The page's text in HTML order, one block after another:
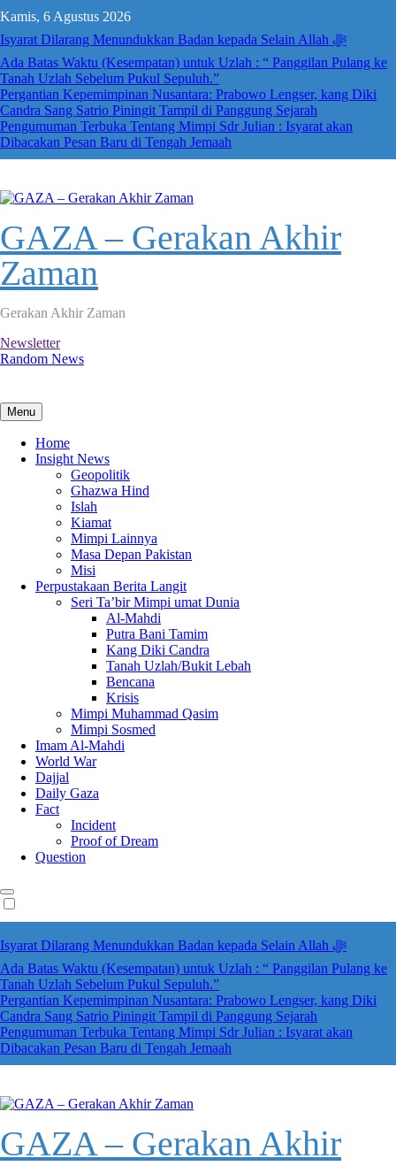
to
content
Kamis, 6 Agustus 2026
Isyarat Dilarang Menundukkan Badan kepada Selain Allah ﷻ
Ada Batas Waktu (Kesempatan) untuk Uzlah : “ Panggilan Pulang ke
Tanah Uzlah Sebelum Pukul Sepuluh.”
Pergantian Kepemimpinan Nusantara: Prabowo Lengser, kang Diki
Candra Sang Satrio Piningit Tampil di Panggung Sejarah
Pengumuman Terbuka Tentang Mimpi Sdr Julian : Isyarat akan
Dibacakan Pesan Baru di Tengah Jemaah
GAZA – Gerakan Akhir
Zaman
Gerakan Akhir Zaman
Newsletter
Random News
Menu
Home
Insight News
Geopolitik
Ghazwa Hind
Islah
Kiamat
Mimpi Lainnya
Masa Depan Pakistan
Misi
Perpustakaan Berita Langit
Seri Ta’bir Mimpi umat Dunia
Al-Mahdi
Putra Bani Tamim
Kang Diki Candra
Tanah Uzlah/Bukit Lebah
Bencana
Krisis
Mimpi Muhammad Qasim
Mimpi Sosmed
Imam Al-Mahdi
World War
Dajjal
Daily Gaza
Fact
Incident
Proof of Dream
Question
Isyarat Dilarang Menundukkan Badan kepada Selain Allah ﷻ
Ada Batas Waktu (Kesempatan) untuk Uzlah : “ Panggilan Pulang ke
Tanah Uzlah Sebelum Pukul Sepuluh.”
Pergantian Kepemimpinan Nusantara: Prabowo Lengser, kang Diki
Candra Sang Satrio Piningit Tampil di Panggung Sejarah
Pengumuman Terbuka Tentang Mimpi Sdr Julian : Isyarat akan
Dibacakan Pesan Baru di Tengah Jemaah
GAZA – Gerakan Akhir